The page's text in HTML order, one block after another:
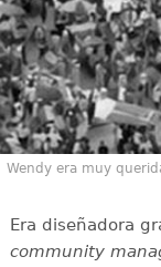
Wendy era muy
Era diseñadora
community